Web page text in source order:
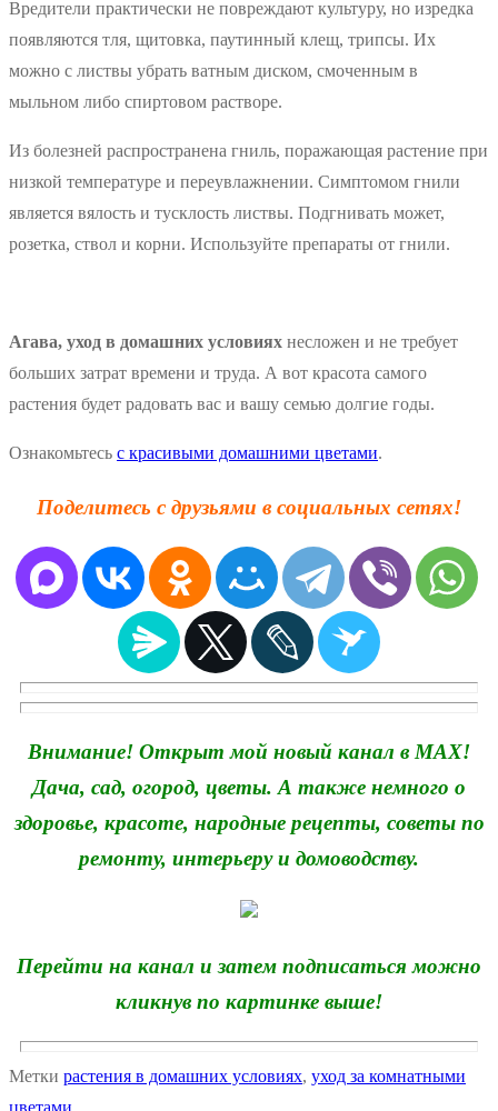
Вредители практически не повреждают культуру, но изредка
появляются тля, щитовка, паутинный клещ, трипсы. Их
можно с листвы убрать ватным диском, смоченным в
мыльном либо спиртовом растворе.
Из болезней распространена гниль, поражающая растение при
низкой температуре и переувлажнении. Симптомом гнили
является вялость и тусклость листвы. Подгнивать может,
розетка, ствол и корни. Используйте препараты от гнили.
Агава, уход в домашних условиях несложен и не требует
больших затрат времени и труда. А вот красота самого
растения будет радовать вас и вашу семью долгие годы.
Ознакомьтесь с красивыми домашними цветами.
Поделитесь с друзьями в социальных сетях!
Внимание! Открыт мой новый канал в MAX!
Дача, сад, огород, цветы. А также немного о
здоровье, красоте, народные рецепты, советы по
ремонту, интерьеру и домоводству.
Перейти на канал и затем подписаться можно
кликнув по картинке выше!
Метки растения в домашних условиях, уход за комнатными
цветами